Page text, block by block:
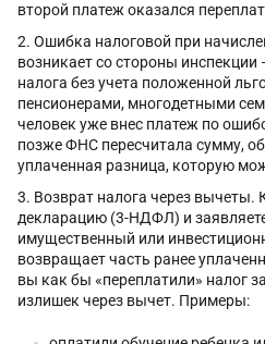
второй платеж оказался
Ошибка налоговой при
возникает со стороны
налога без учета положенной
пенсионерами, многодетными
человек уже внес платеж по
позже ФНС пересчитала сумму,
уплаченная разница, которую
Возврат налога через вычеты.
декларацию (3-НДФЛ) и
имущественный или
возвращает часть ранее
вы как бы «переплатили» налог
излишек через вычет. Примеры: